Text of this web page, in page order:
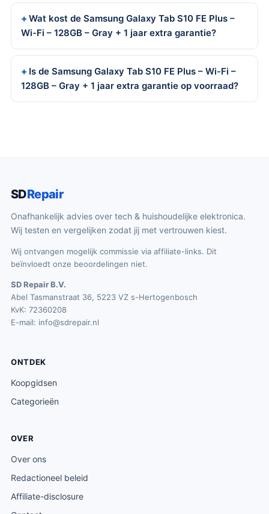
Wat kost de Samsung Galaxy Tab S10 FE Plus –
Wi-Fi – 128GB – Gray + 1 jaar extra garantie?
Is de Samsung Galaxy Tab S10 FE Plus – Wi-Fi –
128GB – Gray + 1 jaar extra garantie op voorraad?
SDRepair
Onafhankelijk advies over tech & huishoudelijke elektronica.
Wij testen en vergelijken zodat jij met vertrouwen kiest.
Wij ontvangen mogelijk commissie via affiliate-links. Dit
beïnvloedt onze beoordelingen niet.
SD Repair B.V.
Abel Tasmanstraat 36, 5223 VZ s-Hertogenbosch
KvK: 72360208
E-mail: info@sdrepair.nl
ONTDEK
Koopgidsen
Categorieën
OVER
Over ons
Redactioneel beleid
Affiliate-disclosure